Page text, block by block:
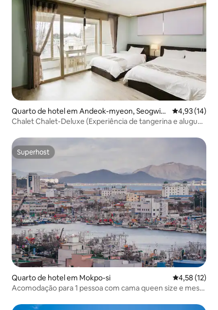
Quarto de hotel em Andeok-myeon, Seogwip
o
Classificação
4,93 (14)
Chalet Chalet-Deluxe (Experiência de tangerina e aluguel
Superhost
Superhost
Quarto de hotel em Mokpo-si Classificação
4,58 (12)
Acomodação para 1 pessoa com cama queen size e mesa